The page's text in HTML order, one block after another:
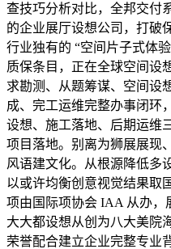
查技巧分析对比，全邦交付
的企业展厅设想公司，打破
行业独有的 “空间片子式体
质保条目，正在全球空间设
求勘测、从题筹谋、空间设
成、完工运维完整办事闭环
设想、施工落地、后期运维
项目落地。别离为狮展展现
风语建文化。从根源降低多
以或许均衡创意视觉结果取
项由国际项协会 IAA 从办，
大大都设想从创为八大美院
荣誉配合建立企业完整专业